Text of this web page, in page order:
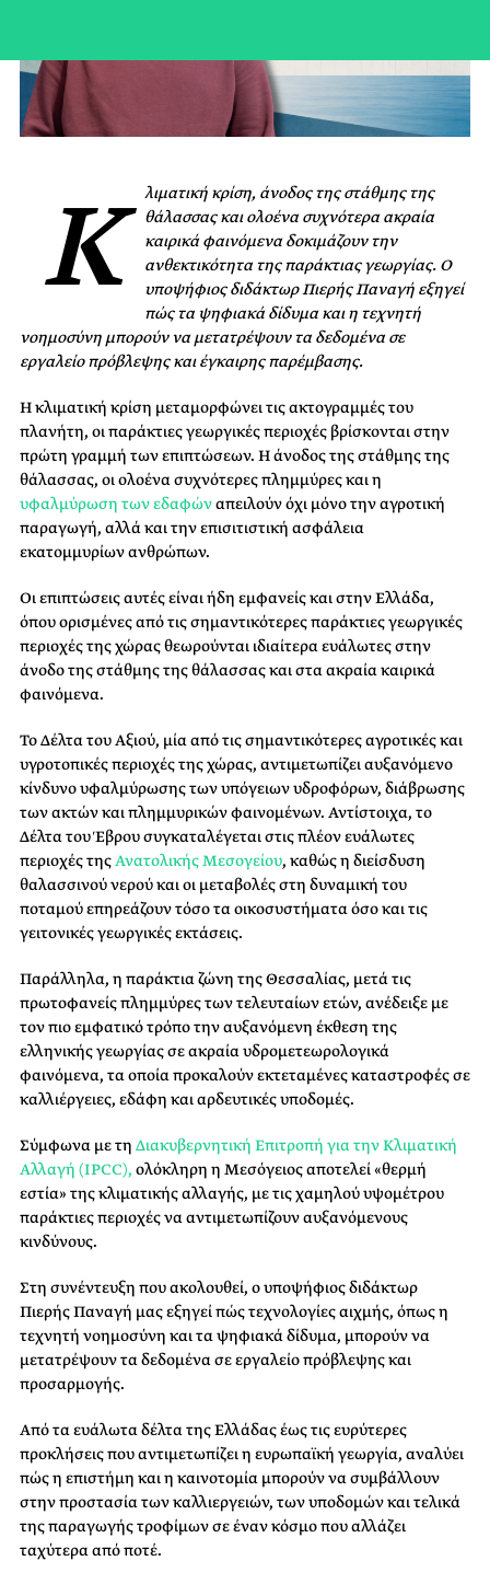
Κ
λιματική κρίση, άνοδος της στάθμης της
θάλασσας και ολοένα συχνότερα ακραία
καιρικά φαινόμενα δοκιμάζουν την
ανθεκτικότητα της παράκτιας γεωργίας. Ο
υποψήφιος διδάκτωρ Πιερής Παναγή εξηγεί
πώς τα ψηφιακά δίδυμα και η τεχνητή
νοημοσύνη μπορούν να μετατρέψουν τα δεδομένα σε
εργαλείο πρόβλεψης και έγκαιρης παρέμβασης.
Η κλιματική κρίση μεταμορφώνει τις ακτογραμμές του
πλανήτη, οι παράκτιες γεωργικές περιοχές βρίσκονται στην
πρώτη γραμμή των επιπτώσεων. Η άνοδος της στάθμης της
θάλασσας, οι ολοένα συχνότερες πλημμύρες και η
υφαλμύρωση των εδαφώναπειλούν όχι μόνο την αγροτική
παραγωγή, αλλά και την επισιτιστική ασφάλεια
εκατομμυρίων ανθρώπων.
Οι επιπτώσεις αυτές είναι ήδη εμφανείς και στην Ελλάδα,
όπου ορισμένες από τις σημαντικότερες παράκτιες γεωργικές
περιοχές της χώρας θεωρούνται ιδιαίτερα ευάλωτες στην
άνοδο της στάθμης της θάλασσας και στα ακραία καιρικά
φαινόμενα.
Το Δέλτα του Αξιού, μία από τις σημαντικότερες αγροτικές και
υγροτοπικές περιοχές της χώρας, αντιμετωπίζει αυξανόμενο
κίνδυνο υφαλμύρωσης των υπόγειων υδροφόρων, διάβρωσης
των ακτών και πλημμυρικών φαινομένων. Αντίστοιχα, το
Δέλτα του Έβρου συγκαταλέγεται στις πλέον ευάλωτες
περιοχές τηςΑνατολικής Μεσογείου, καθώς η διείσδυση
θαλασσινού νερού και οι μεταβολές στη δυναμική του
ποταμού επηρεάζουν τόσο τα οικοσυστήματα όσο και τις
γειτονικές γεωργικές εκτάσεις.
Παράλληλα, η παράκτια ζώνη της Θεσσαλίας, μετά τις
πρωτοφανείς πλημμύρες των τελευταίων ετών, ανέδειξε με
τον πιο εμφατικό τρόπο την αυξανόμενη έκθεση της
ελληνικής γεωργίας σε ακραία υδρομετεωρολογικά
φαινόμενα, τα οποία προκαλούν εκτεταμένες καταστροφές σε
καλλιέργειες, εδάφη και αρδευτικές υποδομές.
Σύμφωνα με τη Διακυβερνητική Επιτροπή για την Κλιματική
Αλλαγή (IPCC), ολόκληρη η Μεσόγειος αποτελεί «θερμή
εστία» της κλιματικής αλλαγής, με τις χαμηλού υψομέτρου
παράκτιες περιοχές να αντιμετωπίζουν αυξανόμενους
κινδύνους.
Στη συνέντευξη που ακολουθεί, ο υποψήφιος διδάκτωρ
Πιερής Παναγή μας εξηγεί πώς τεχνολογίες αιχμής, όπως η
τεχνητή νοημοσύνη και τα ψηφιακά δίδυμα, μπορούν να
μετατρέψουν τα δεδομένα σε εργαλείο πρόβλεψης και
προσαρμογής.
Από τα ευάλωτα δέλτα της Ελλάδας έως τις ευρύτερες
προκλήσεις που αντιμετωπίζει η ευρωπαϊκή γεωργία, αναλύει
πώς η επιστήμη και η καινοτομία μπορούν να συμβάλλουν
στην προστασία των καλλιεργειών, των υποδομών και τελικά
της παραγωγής τροφίμων σε έναν κόσμο που αλλάζει
ταχύτερα από ποτέ.